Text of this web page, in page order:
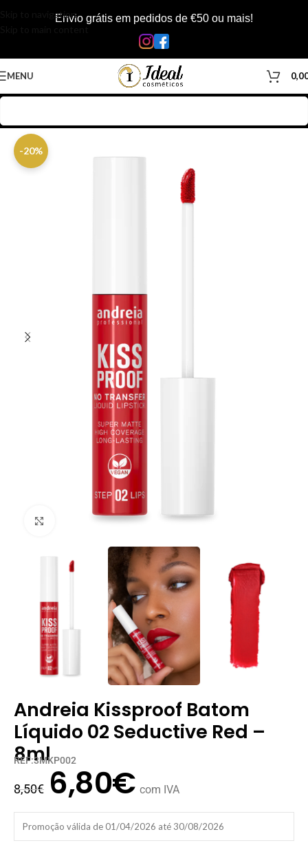
Skip to navigationEnvio grátis em pedidos de €50 ou mais!
MENU
-20%
Clique para ampliar
Andreia Kissproof Batom
Líquido 02 Seductive Red –
8ml
REF:3MKP002
8,50€ 6,80€ com IVA
Promoção válida de 01/04/2026 até 30/08/2026